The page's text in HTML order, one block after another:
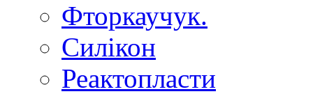
Фторкаучук.
Силікон
Реактопласти